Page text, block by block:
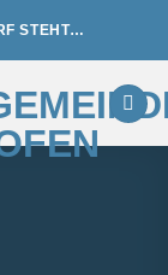
STEHT…